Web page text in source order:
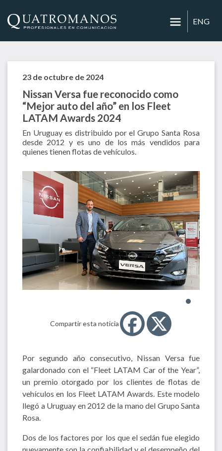
ENG
23 de octubre de 2024
Nissan Versa fue reconocido como
“Mejor auto del año” en los Fleet
LATAM Awards 2024
En Uruguay es distribuido por el Grupo Santa Rosa
desde 2012 y es uno de los más vendidos para
quienes tienen flotas de vehículos.
Compartir esta noticia
Por segundo año consecutivo, Nissan Versa fue
galardonado con el “Fleet LATAM Car of the Year”,
un premio otorgado por los clientes de flotas de
vehículos en los Fleet LATAM Awards. Este modelo
llegó a Uruguay en 2012 de la mano del Grupo Santa
Rosa.
Dos de los factores por los que el sedán fue elegido